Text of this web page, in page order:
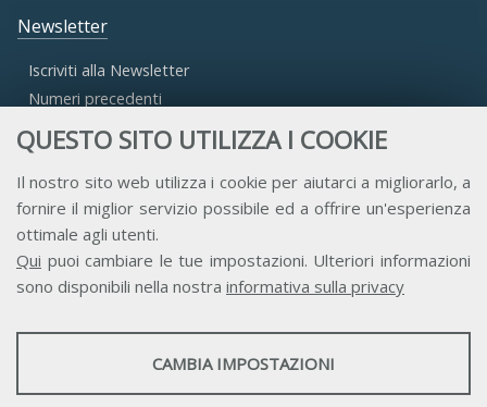
QUESTO SITO UTILIZZA I COOKIE
Il nostro sito web utilizza i cookie per aiutarci a migliorarlo, a
fornire il miglior servizio possibile ed a offrire un'esperienza
ottimale agli utenti.
Qui puoi cambiare le tue impostazioni. Ulteriori informazioni
sono disponibili nella nostra informativa sulla privacy
STATISTICHE
CAMBIA IMPOSTAZIONI
Newsletter
Iscriviti alla Newsletter
Numeri precedenti
Accesso Aderenti
Accesso Consulta
Accesso Team